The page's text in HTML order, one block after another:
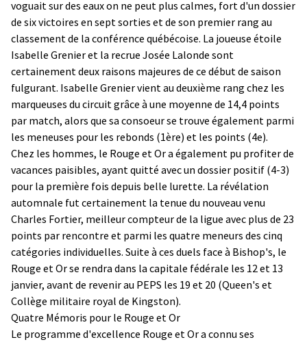
voguait sur des eaux on ne peut plus calmes, fort d'un dossier
de six victoires en sept sorties et de son premier rang au
classement de la conférence québécoise. La joueuse étoile
Isabelle Grenier et la recrue Josée Lalonde sont
certainement deux raisons majeures de ce début de saison
fulgurant. Isabelle Grenier vient au deuxième rang chez les
marqueuses du circuit grâce à une moyenne de 14,4 points
par match, alors que sa consoeur se trouve également parmi
les meneuses pour les rebonds (1ère) et les points (4e).
Chez les hommes, le Rouge et Or a également pu profiter de
vacances paisibles, ayant quitté avec un dossier positif (4-3)
pour la première fois depuis belle lurette. La révélation
automnale fut certainement la tenue du nouveau venu
Charles Fortier, meilleur compteur de la ligue avec plus de 23
points par rencontre et parmi les quatre meneurs des cinq
catégories individuelles. Suite à ces duels face à Bishop's, le
Rouge et Or se rendra dans la capitale fédérale les 12 et 13
janvier, avant de revenir au PEPS les 19 et 20 (Queen's et
Collège militaire royal de Kingston).
Quatre Mémoris pour le Rouge et Or
Le programme d'excellence Rouge et Or a connu ses